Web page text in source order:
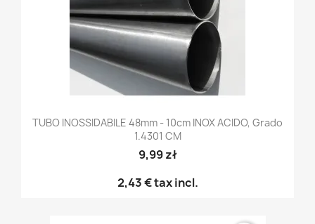
TUBO INOSSIDABILE 48mm - 10cm INOX ACIDO, Grado
1.4301 CM
9,99 zł
2,43 €tax incl.